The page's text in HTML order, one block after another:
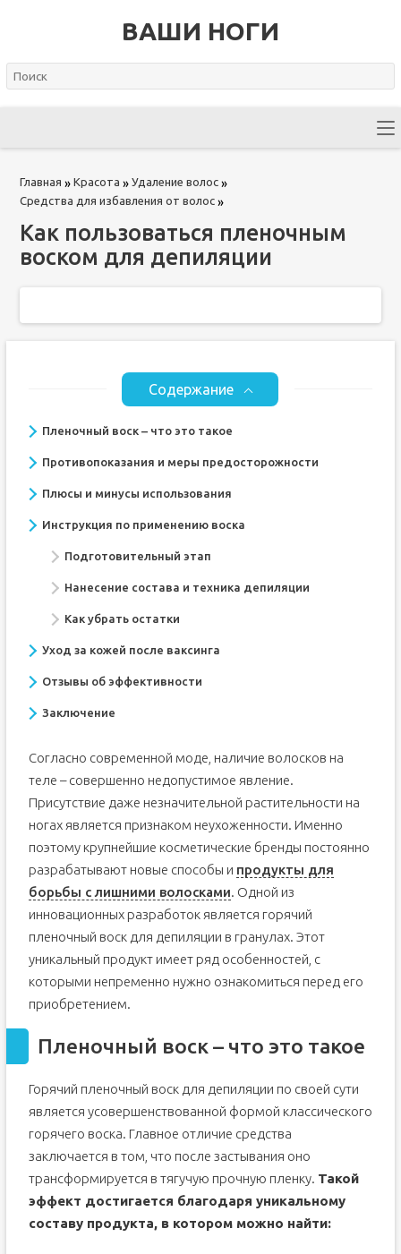
ВАШИ НОГИ
Главная » Красота » Удаление волос»
Средства для избавления от волос»
Как пользоваться пленочным
воском для депиляции
Содержание
Пленочный воск – что это такое
Противопоказания и меры предосторожности
Плюсы и минусы использования
Инструкция по применению воска
Подготовительный этап
Нанесение состава и техника депиляции
Как убрать остатки
Уход за кожей после ваксинга
Отзывы об эффективности
Заключение
Согласно современной моде, наличие волосков на
теле – совершенно недопустимое явление.
Присутствие даже незначительной растительности на
ногах является признаком неухоженности. Именно
поэтому крупнейшие косметические бренды постоянно
разрабатывают новые способы и продукты для
борьбы с лишними волосками. Одной из
инновационных разработок является горячий
пленочный воск для депиляции в гранулах. Этот
уникальный продукт имеет ряд особенностей, с
которыми непременно нужно ознакомиться перед его
приобретением.
Пленочный воск – что это такое
Горячий пленочный воск для депиляции по своей сути
является усовершенствованной формой классического
горячего воска. Главное отличие средства
заключается в том, что после застывания оно
трансформируется в тягучую прочную пленку. Такой
эффект достигается благодаря уникальному
составу продукта, в котором можно найти: